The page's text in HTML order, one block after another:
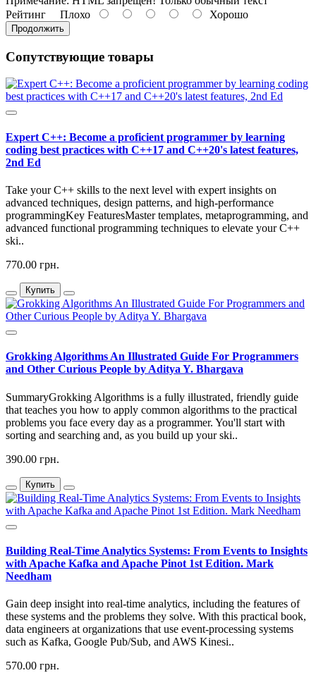
Рейтинг Плохо Хорошо
Продолжить
Сопутствующие товары
Expert C++: Become a proficient programmer by learning
coding best practices with C++17 and C++20's latest features,
2nd Ed
Take your C++ skills to the next level with expert insights on
advanced techniques, design patterns, and high-performance
programmingKey FeaturesMaster templates, metaprogramming, and
advanced functional programming techniques to elevate your C++
ski..
770.00 грн.
Купить
Grokking Algorithms An Illustrated Guide For Programmers
and Other Curious People by Aditya Y. Bhargava
SummaryGrokking Algorithms is a fully illustrated, friendly guide
that teaches you how to apply common algorithms to the practical
problems you face every day as a programmer. You'll start with
sorting and searching and, as you build up your ski..
390.00 грн.
Купить
Building Real-Time Analytics Systems: From Events to Insights
with Apache Kafka and Apache Pinot 1st Edition. Mark
Needham
Gain deep insight into real-time analytics, including the features of
these systems and the problems they solve. With this practical book,
data engineers at organizations that use event-processing systems
such as Kafka, Google Pub/Sub, and AWS Kinesi..
570.00 грн.